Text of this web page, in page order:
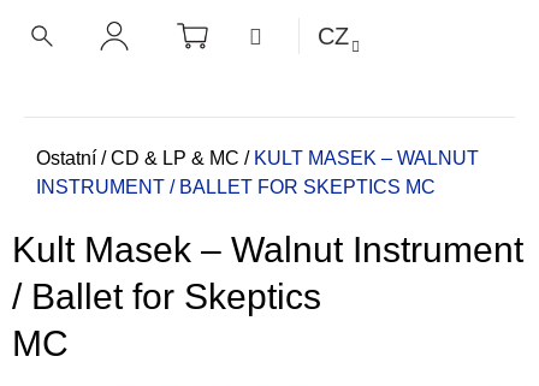
NÁKUPNÍ
KOŠÍK MENUCZ
Domů
Ostatní / CD & LP & MC / KULT MASEK – WALNUT
INSTRUMENT / BALLET FOR SKEPTICS MC
Kult Masek – Walnut Instrument
/ Ballet for Skeptics
MC
ZPĚT
ZPĚT
o
p
t
e
b